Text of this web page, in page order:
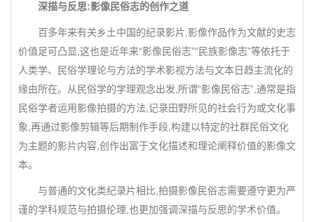
深描与反思:影像民俗志的创作之道
百多年来有关乡土中国的纪录影片,影像作品作为文献的史志
价值足可凸显,这也是近年来“影像民俗志”“民族影像志”等依托于
人类学、民俗学理论与方法的学术影视方法与文本日趋主流化的
缘由所在。从民俗学的学理观念出发,所谓“影像民俗志”,通常是指
民俗学者运用影像拍摄的方法,记录田野所见的社会行为或文化事
象,再通过影像剪辑等后期制作手段,构建以特定的社群民俗文化
为主题的影片内容,创作出富于文化描述和理论阐释价值的影像文
本。
与普通的文化类纪录片相比,拍摄影像民俗志需要遵守更为严
谨的学科规范与拍摄伦理,也更加强调深描与反思的学术价值。